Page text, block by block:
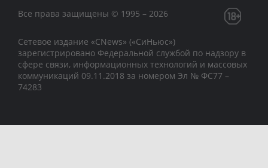
Все права защищены © 1995 – 2026
Сетевое издание «CNews» («СиНьюс»)
зарегистрировано Федеральной службой по надзору в
сфере связи, информационных технологий и массовых
коммуникаций 09.11.2018 за номером Эл № ФС77 –
74283